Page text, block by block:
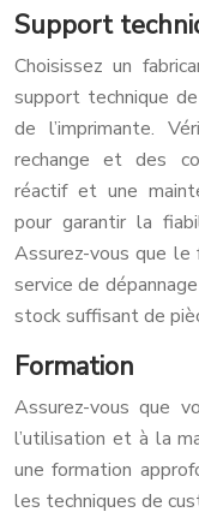
Support
Choisissez un
support technique
de l’imprimante.
rechange et des
réactif et une
pour garantir la
Assurez-vous que le
service de
stock suffisant de
Formation
Assurez-vous que
l’utilisation et à la
une formation
les techniques de